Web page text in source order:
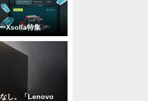
Xsolla特集
し。「Lenovo